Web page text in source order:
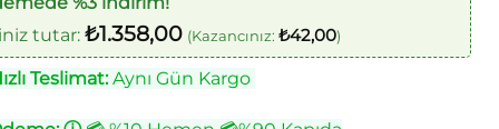
tutar: ₺1.358,00 (Kazancınız: ₺42,00)
Teslimat:Aynı Gün Kargo